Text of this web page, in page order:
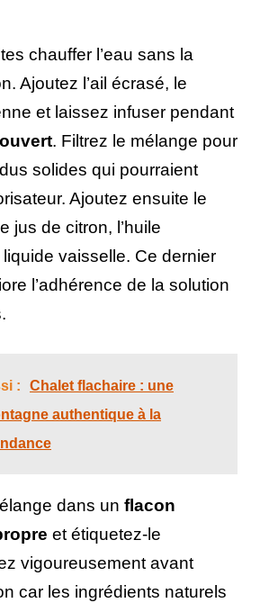
chauffer l’eau sans la
Ajoutez l’ail écrasé, le
et laissez infuser pendant
. Filtrez le mélange pour
solides qui pourraient
Ajoutez ensuite le
jus de citron, l’huile
vaisselle. Ce dernier
l’adhérence de la solution
:
Chalet flachaire : une
authentique à la
dans un flacon
et étiquetez-le
vigoureusement avant
car les ingrédients naturels